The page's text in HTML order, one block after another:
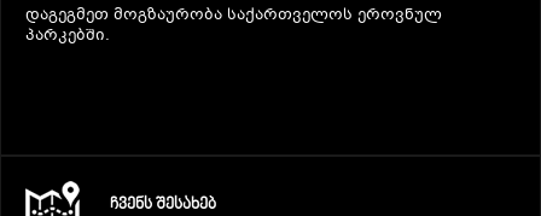
დაგეგმეთ მოგზაურობა საქართველოს ეროვნულ
პარკებში.
ᲩᲕᲔᲜᲡ ᲨᲔᲡᲐᲮᲔᲑ